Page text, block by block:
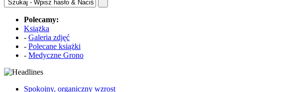
Polecamy:
Książka
- Galeria zdjęć
- Polecane książki
- Medyczne Grono
Spokojny, organiczny wzrost